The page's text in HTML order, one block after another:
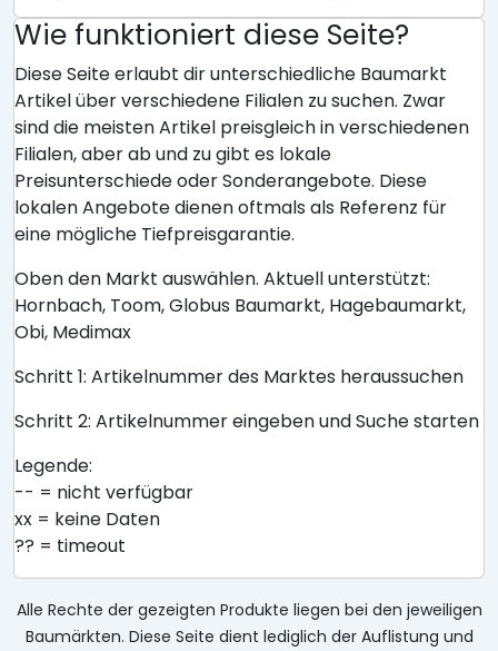
Wie funktioniert diese Seite?
Diese Seite erlaubt dir unterschiedliche Baumarkt
Artikel über verschiedene Filialen zu suchen. Zwar
sind die meisten Artikel preisgleich in verschiedenen
Filialen, aber ab und zu gibt es lokale
Preisunterschiede oder Sonderangebote. Diese
lokalen Angebote dienen oftmals als Referenz für
eine mögliche Tiefpreisgarantie.
Oben den Markt auswählen. Aktuell unterstützt:
Hornbach, Toom, Globus Baumarkt, Hagebaumarkt,
Obi, Medimax
Schritt 1: Artikelnummer des Marktes heraussuchen
Schritt 2: Artikelnummer eingeben und Suche starten
Legende:
-- = nicht verfügbar
xx = keine Daten
?? = timeout
Alle Rechte der gezeigten Produkte liegen bei den jeweiligen
Baumärkten. Diese Seite dient lediglich der Auflistung und